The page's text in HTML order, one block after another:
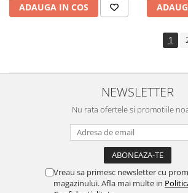
ADAUGA IN COS
1
NEWSLETTER
Nu rata ofertele si promotiile
Vreau sa primesc newsletter cu
magazinului. Afla mai multe in